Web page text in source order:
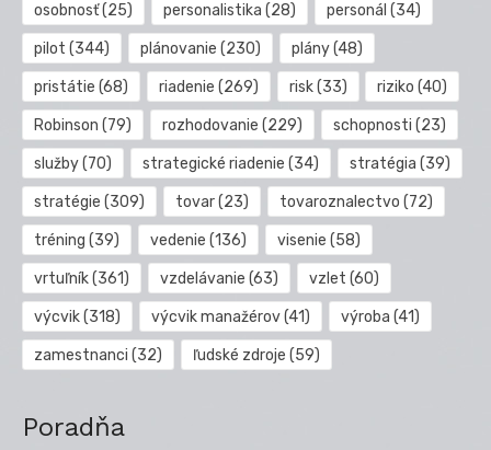
osobnosť(25) personalistika (28) personál (34)
pilot (344) plánovanie (230) plány(48)
pristátie (68) riadenie (269) risk(33) riziko (40)
Robinson (79) rozhodovanie (229) schopnosti (23)
služby(70) strategické riadenie (34) stratégia (39)
stratégie (309) tovar(23) tovaroznalectvo (72)
tréning (39) vedenie (136) visenie (58)
vrtuľník(361) vzdelávanie (63) vzlet (60)
výcvik(318) výcvik manažérov(41) výroba (41)
zamestnanci (32) ľudské zdroje (59)
Poradňa